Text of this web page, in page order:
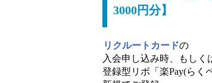
3000円分】
リクルートカードの
入会申し込み時、もしく
登録型リボ「楽Pay(らく